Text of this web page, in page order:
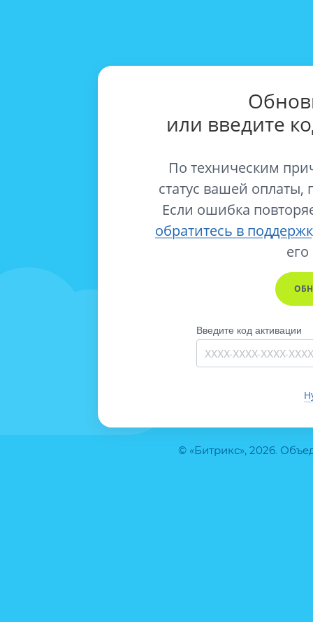
© «Битрикс», 2026.
или введите
По техническим
статус вашей оплаты,
Если ошибка
обратитесь в
его
Введите код активации